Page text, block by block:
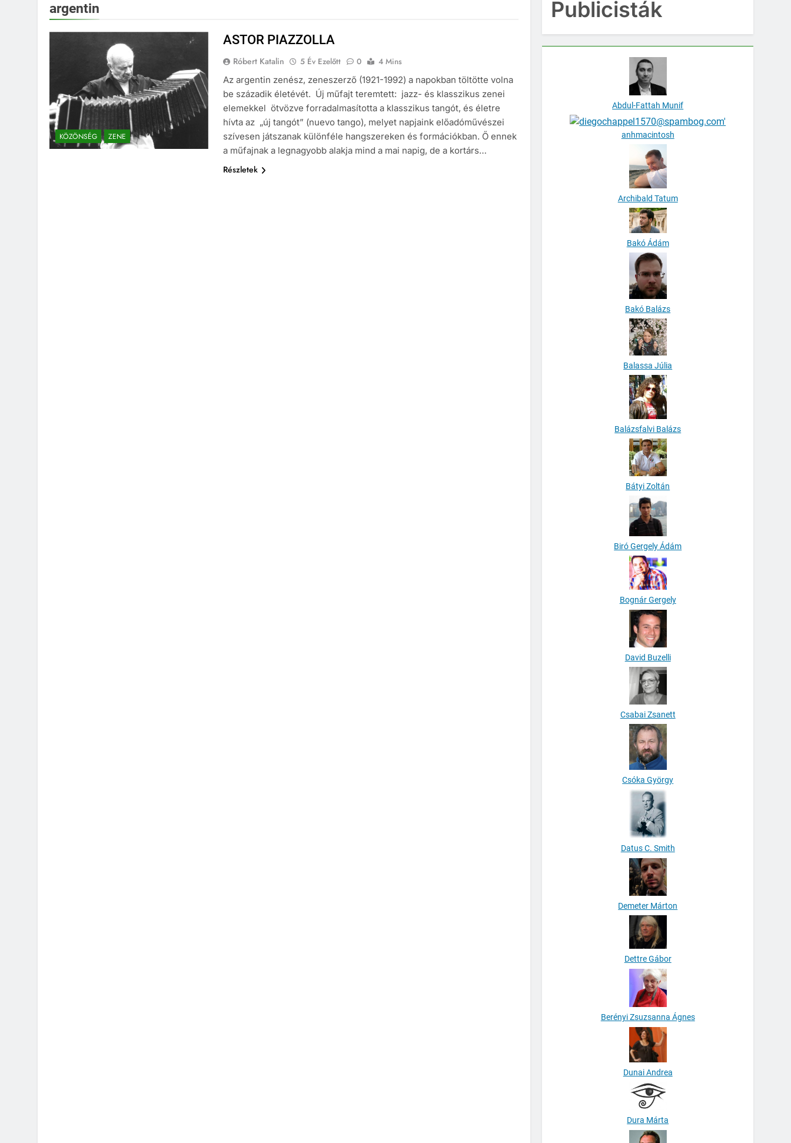
argentin
KÖZÖNSÉG ZENE
ASTOR PIAZZOLLA
Róbert Katalin 5 Év Ezelőtt 0
4 Mins
Az argentin zenész, zeneszerző (1921-1992) a napokban töltötte volna
be századik életévét. Új műfajt teremtett: jazz- és klasszikus zenei
elemekkel ötvözve forradalmasította a klasszikus tangót, és életre
hívta az „új tangót” (nuevo tango), melyet napjaink előadóművészei
szívesen játszanak különféle hangszereken és formációkban. Ő ennek
a műfajnak a legnagyobb alakja mind a mai napig, de a kortárs…
Részletek
Publicisták
Abdul-Fattah Munif
anhmacintosh
Archibald Tatum
Bakó Ádám
Bakó Balázs
Balassa Júlia
Balázsfalvi Balázs
Bátyi Zoltán
Biró Gergely Ádám
Bognár Gergely
David Buzelli
Csabai Zsanett
Csóka György
Datus C. Smith
Demeter Márton
Dettre Gábor
Berényi Zsuzsanna Ágnes
Dunai Andrea
Dura Márta